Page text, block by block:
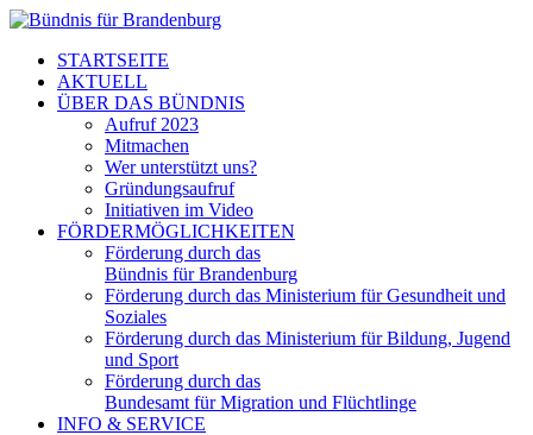
STARTSEITE
AKTUELL
ÜBER DAS BÜNDNIS
Aufruf 2023
Mitmachen
Wer unterstützt uns?
Gründungsaufruf
Initiativen im Video
FÖRDERMÖGLICHKEITEN
Förderung durch das
Bündnis für Brandenburg
Förderung durch das Ministerium für Gesundheit und
Soziales
Förderung durch das Ministerium für Bildung, Jugend
und Sport
Förderung durch das
Bundesamt für Migration und Flüchtlinge
INFO & SERVICE